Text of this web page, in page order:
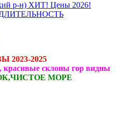
р-н) ХИТ! Цены 2026!
2025
красивые склоны гор видны
МОРЕ